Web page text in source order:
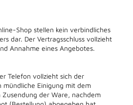
Shop stellen kein verbindliches
dar. Der Vertragsschluss vollzieht
Annahme eines Angebotes.
Telefon vollzieht sich der
mündliche Einigung mit dem
der Ware, nachdem